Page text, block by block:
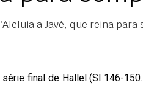
a Javé, que reina para
série final de Hallel (Sl 146-